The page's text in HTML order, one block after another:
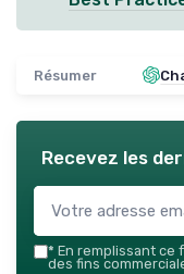
Résumer
Recevez les
* En remplissant ce
des fins